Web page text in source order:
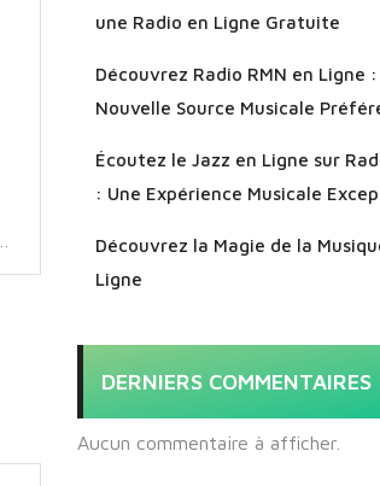
une Radio en Ligne Gratuite
Découvrez Radio RMN en Ligne
Nouvelle Source Musicale
Écoutez le Jazz en Ligne sur
: Une Expérience Musicale
Découvrez la Magie de la
Ligne
DERNIERS COMMENTAIRES
Aucun commentaire à afficher.